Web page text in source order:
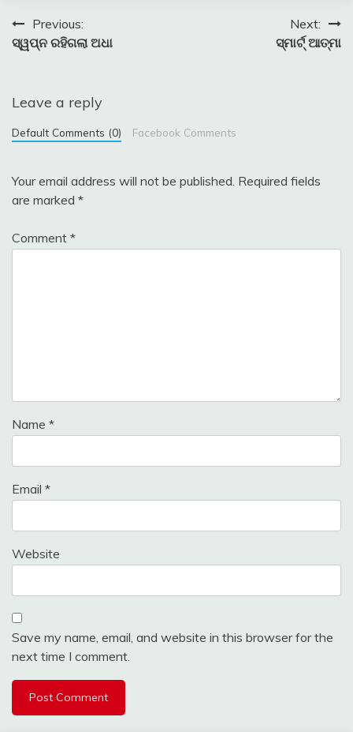
Post
navigation
Previous:
ସ୍ୱପ୍ନ ରହିଗଲା ଅଧା
Next:
ସ୍ମାର୍ଟ୍‌ ଆତ୍ମା
Leave a reply
Default Comments (0) Facebook Comments
Your email address will not be published. Required fields
are marked *
Comment *
Name *
Email *
Website
Save my name, email, and website in this browser for the
next time I comment.